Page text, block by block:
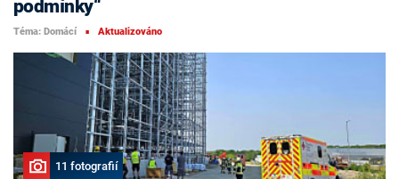
podmínky“
Téma: Domácí ■ Aktualizováno
11 fotografií